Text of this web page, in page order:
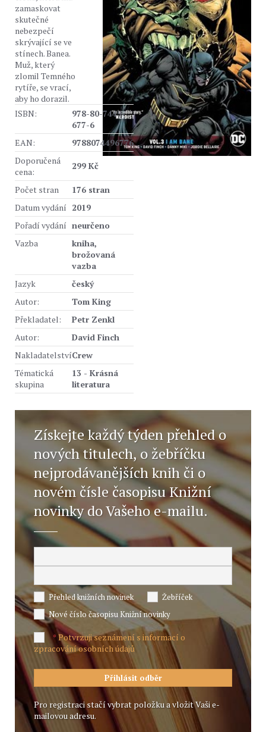
zamaskovat
skutečné
nebezpečí
skrývající se ve
stínech. Banea.
Muž, který
zlomil Temného
rytíře, se vrací,
aby ho dorazil.
ISBN:
978-80-7449-
677-6
EAN:
9788074496776
Doporučená
cena:
299 Kč
Počet stran
176 stran
Datum vydání 2019
Pořadí vydání neurčeno
Vazba
kniha,
brožovaná
vazba
Jazyk
český
Autor:
Tom King
Překladatel:
Petr Zenkl
Autor:
David Finch
NakladatelstvíCrew
Tématická
skupina
13 - Krásná
literatura
Získejte každý týden přehled o
nových titulech, o žebříčku
nejprodávanějších knih či o
novém čísle časopisu Knižní
novinky do Vašeho e-mailu.
Přehled knižních novinek
Žebříček
Nové číslo časopisu Knižní novinky
*Potvrzuji seznámení s informací o
zpracování osobních údajů
Pro registraci stačí vybrat položku a vložit Vaši e-
mailovou adresu.